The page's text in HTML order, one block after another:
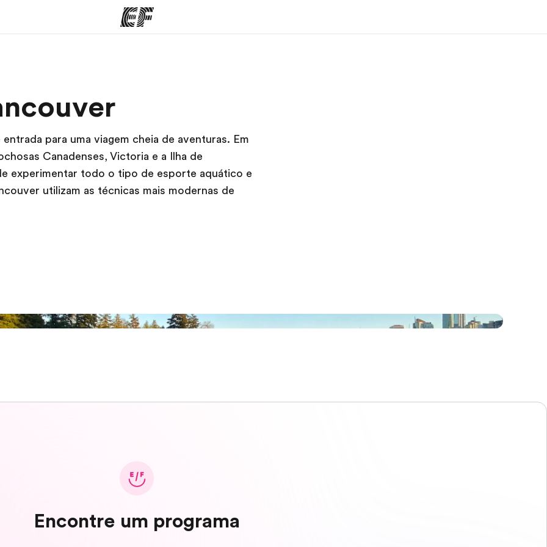
que
Encontre uma loja
para uma viagem cheia de aventuras. Em
Canadenses, Victoria e a Ilha de
experimentar todo o tipo de esporte aquático e
utilizam as técnicas mais modernas de
Encontre um programa